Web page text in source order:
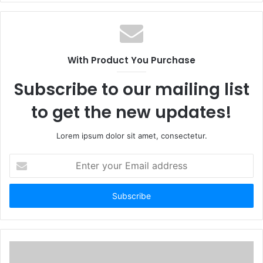
With Product You Purchase
Subscribe to our mailing list
to get the new updates!
Lorem ipsum dolor sit amet, consectetur.
your
Email